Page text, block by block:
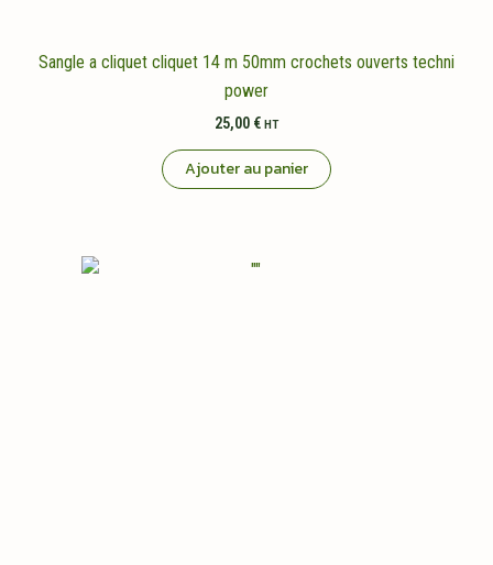
Sangle a cliquet cliquet 14 m 50mm crochets ouverts techni
power
25,00 € HT
Ajouter au panier